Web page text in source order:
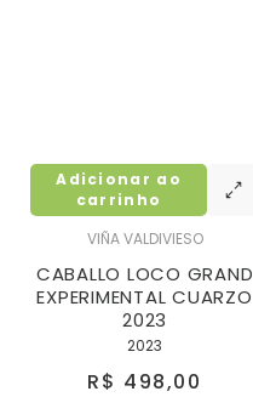
VIÑA VALDIVIESO
CABALLO LOCO GRAND
EXPERIMENTAL CUARZO
2023
2023
R$ 498,00
Adicionar ao
carrinho